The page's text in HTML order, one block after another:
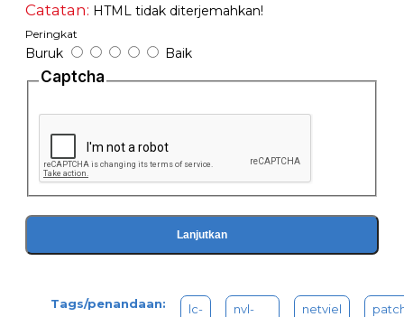
Catatan: HTML tidak diterjemahkan!
Peringkat
Buruk Baik
Captcha
Lanjutkan
Tags/penandaan:
lc-
nvl-
netviel